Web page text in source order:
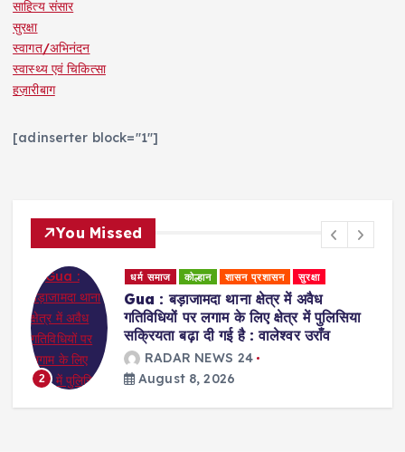
साहित्य संसार
सुरक्षा
स्वागत/अभिनंदन
स्वास्थ्य एवं चिकित्सा
हज़ारीबाग
[adinserter block="1"]
You Missed
3
धर्म समाज स्वास्थ्य एवं चिकित्सा
Ranchi : प्राकृतिक चिकित्सा के जरिए मरीजों
को स्वस्थ जीवन की राह दिखा रहीं डॉ. अरवशी
पांडे
RADAR NEWS 24
August 8, 2026